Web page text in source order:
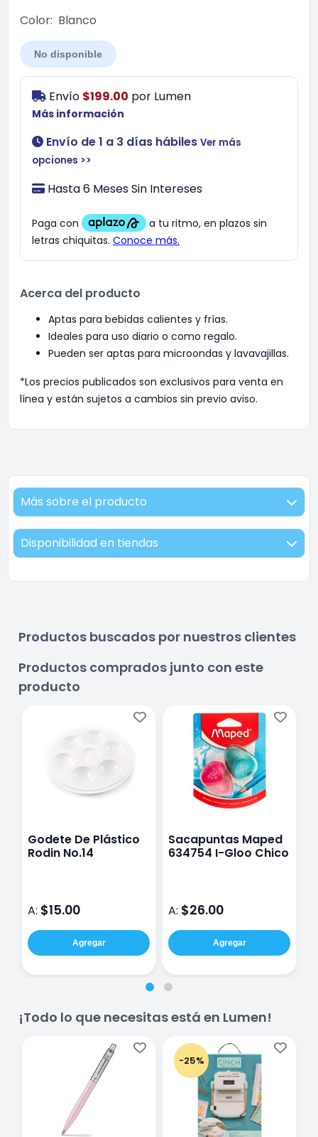
Color: Blanco
No disponible
Envío $199.00 por Lumen
Más información
Envío de 1 a 3 días hábiles Ver más
opciones >>
Hasta 6 Meses Sin Intereses
Acerca del producto
Aptas para bebidas calientes y frías.
Ideales para uso diario o como regalo.
Pueden ser aptas para microondas y lavavajillas.
*Los precios publicados son exclusivos para venta en
línea y están sujetos a cambios sin previo aviso.
Más sobre el producto
Disponibilidad en tiendas
Productos buscados por nuestros clientes
Productos comprados junto con este
producto
Godete De Plástico
Rodin No.14
A: $15.00
Agregar
Sacapuntas Maped
634754 I-Gloo Chico
A: $26.00
Agregar
¡Todo lo que necesitas está en Lumen!
-25%